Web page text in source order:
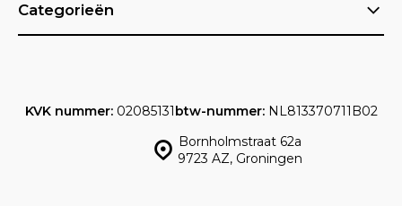
Categorieën
Bornholmstraat 62a
9723 AZ, Groningen
KVK nummer:02085131btw-nummer:NL813370711B02